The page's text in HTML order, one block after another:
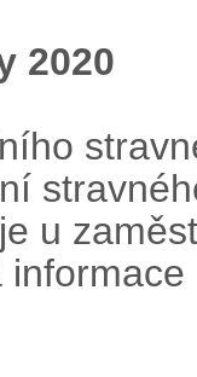
2020
u